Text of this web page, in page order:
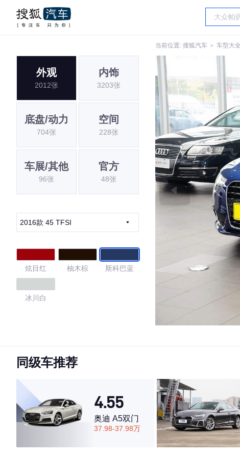
当前位置: 搜狐汽车 ＞ 车型大全
外观
2012张
内饰
3203张
底盘/动力
704张
空间
228张
车展/其他
96张
官方
48张
2016款 45 TFSI
炫目红 柚木棕 斯科巴蓝
冰川白
·内饰表现较为优秀，优于62%同级车
·空间表现较为优秀，优于68%同级车
同级车推荐
4.55
奥迪 A5双门
37.98-37.98万